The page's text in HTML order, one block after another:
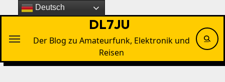
Inhalten
DL7JU
Der Blog zu Amateurfunk, Elektronik und
Reisen
Deutsch